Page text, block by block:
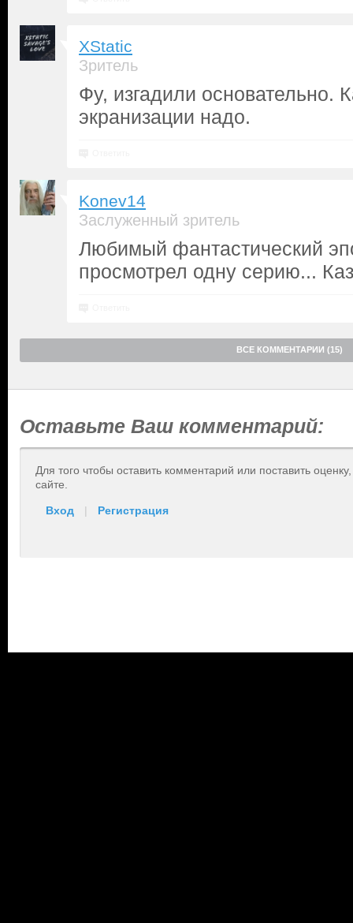
XStatic
Зритель
Фу, изгадили основательно.
экранизации надо.
Konev14
Заслуженный зритель
Любимый фантастический
просмотрел одну серию...
ВСЕ КОММЕНТАРИИ (15)
Оставьте Ваш комментарий:
Для того чтобы оставить комментарий или поставить
сайте.
Вход | Регистрация